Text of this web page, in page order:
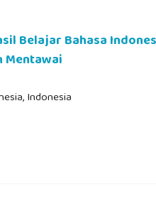
Belajar Bahasa
Mentawai
Indonesia